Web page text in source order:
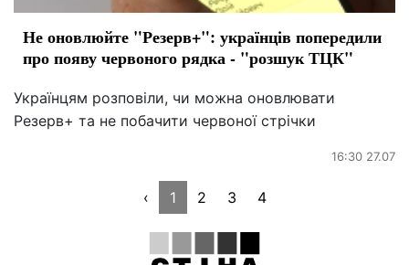
Не оновлюйте "Резерв+": українців попередили
про появу червоного рядка - "розшук ТЦК"
Українцям розповіли, чи можна оновлювати
Резерв+ та не побачити червоної стрічки
16:30 27.07
‹ 1 2 3 4